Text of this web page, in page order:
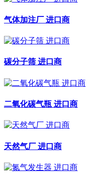
气体加注厂 进口商
碳分子筛 进口商
二氧化碳气瓶 进口商
天然气厂 进口商